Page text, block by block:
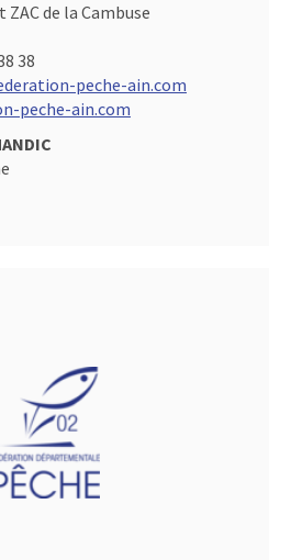
de la Cambuse
38
peche-ain.com
peche-ain.com